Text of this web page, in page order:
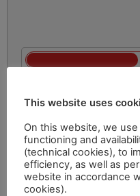
This website uses
On this website, we
functioning and
(technical cookies), to
efficiency, as well as
website in accordance
cookies).